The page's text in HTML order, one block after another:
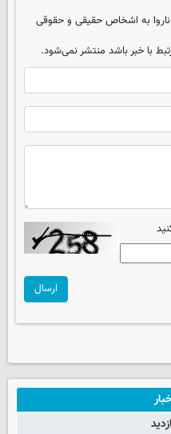
به اشخاص حقیقی و حقوقی
با خبر باشد منتشر نمی‌شود.
ارسال